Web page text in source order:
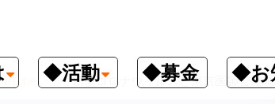
◆活動 ◆募金 ◆お
新型コロナウイルスと東京医師会尾